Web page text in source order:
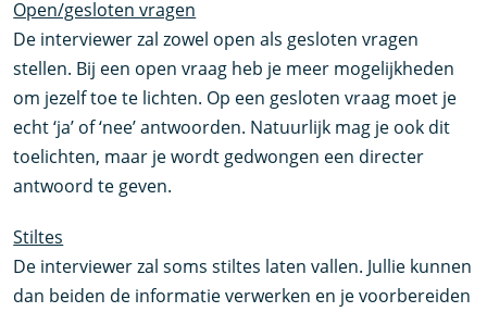
Open/gesloten vragen
De interviewer zal zowel open als gesloten vragen
stellen. Bij een open vraag heb je meer mogelijkheden
om jezelf toe te lichten. Op een gesloten vraag moet je
echt ‘ja’ of ‘nee’ antwoorden. Natuurlijk mag je ook dit
toelichten, maar je wordt gedwongen een directer
antwoord te geven.
Stiltes
De interviewer zal soms stiltes laten vallen. Jullie kunnen
dan beiden de informatie verwerken en je voorbereiden